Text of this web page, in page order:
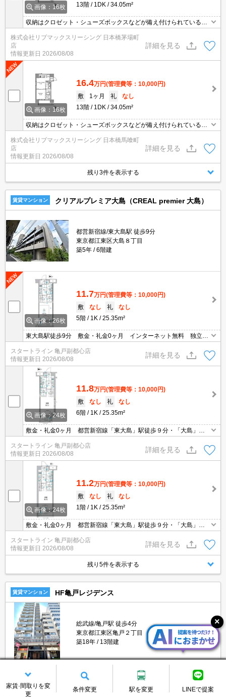
画像：16枚
13階
1DK 34.05m²
収納はクロゼット・シューズボックスなどが備え付けられているの
で、衣類や日用品の収納に重宝します。セキュリティ面は、TVイン
ターホン・オートロックなどを設置しているので安全面でも優れて
おります。室内設備は洗面化粧台・浴室乾燥機など大変充実してお
ります。共用部にはゴミ出し24時間OK・宅配ボックスなどが揃っ
ております。
株式会社リブマックスリーシング 日本橋茅場町
店
情報更新日 2026/08/08
詳細を見る
画像：16枚
16.4万円(管理費等：10,000円)
敷
1ヶ月 礼
なし
13階
1DK 34.05m²
収納はクロゼット・シューズボックスなどが備え付けられているの
で、衣類や日用品の収納に重宝します。セキュリティ面は、TVイン
ターホン・オートロックなどを設置しているので安全面でも優れて
おります。室内設備は洗面化粧台・浴室乾燥機など大変充実してお
ります。共用部にはゴミ出し24時間OK・宅配ボックスなどが揃っ
ております。
株式会社リブマックスリーシング 日本橋馬喰町
店
情報更新日 2026/08/08
詳細を見る
残り3件を表示する
賃貸マンション クリアルプレミア大島（CREAL premier 大島）
都営新宿線/東大島駅 徒歩9分
東京都江東区大島８丁目
築5年
6階建
画像：26枚
11.7万円(管理費等：10,000円)
敷
なし 礼
なし
5階
1K 25.35m²
東大島駅徒歩9分 敷金・礼金0ヶ月 インターネット無料 独立洗
面台 宅配ボックス オートロック
スタートライン 亀戸副都心店
情報更新日 2026/08/08
詳細を見る
画像：24枚
11.8万円(管理費等：10,000円)
敷
なし 礼
なし
6階
1K 25.35m²
敷金・礼金0ヶ月 都営新宿線「東大島」駅徒歩９分・「大島」駅
徒歩１０分 風呂トイレ別 追い焚き機能付き インターネット無
料
スタートライン 亀戸副都心店
情報更新日 2026/08/08
詳細を見る
画像：24枚
11.2万円(管理費等：10,000円)
敷
なし 礼
なし
1階
1K 25.35m²
敷金・礼金0ヶ月 都営新宿線「東大島」駅徒歩９分・「大島」駅
徒歩１０分 風呂トイレ別 追い焚き機能付き インターネット無
料
スタートライン 亀戸副都心店
情報更新日 2026/08/08
詳細を見る
残り5件を表示する
賃貸マンション HF亀戸レジデンス
総武線/亀戸駅 徒歩4分
東京都江東区亀戸２丁目
築18年
13階建
10.4万円
(管理費等：5,000円)
家賃·間取りを変
更
条件変更 駅を変更 LINEで提案